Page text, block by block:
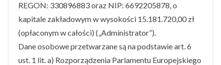
REGON: 330896883 oraz NIP: 6692205878, o
kapitale zakładowym w wysokości 15.181.720,00 zł
(opłaconym w całości) („Administrator”).
Dane osobowe przetwarzane są na podstawie art. 6
ust. 1 lit. a) Rozporządzenia Parlamentu Europejskiego